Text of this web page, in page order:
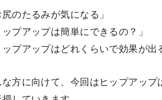
尻のたるみが気になる」
ップアップは簡単にできるの？」
ップアップはどれくらいで効果が出
な方に向けて、今回はヒップアッ